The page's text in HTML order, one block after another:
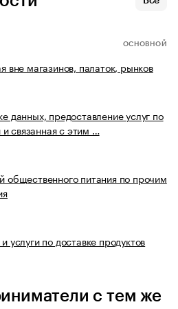
ОСНОВНОЙ
вне магазинов, палаток, рынков
данных, предоставление услуг по
связанная с этим …
общественного питания по прочим
услуги по доставке продуктов
с тем же